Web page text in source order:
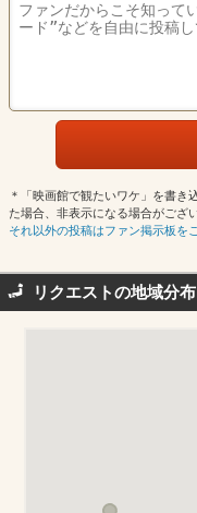
＊「映画館で観たいワケ」を書き
た場合、非表示になる場合がござ
それ以外の投稿はファン掲示板を
リクエストの地域分布